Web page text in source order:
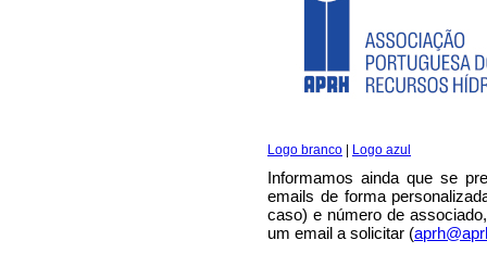
Logo branco Logo azul
Informamos ainda que se
emails de forma
caso) e número de
um email a solicitar (